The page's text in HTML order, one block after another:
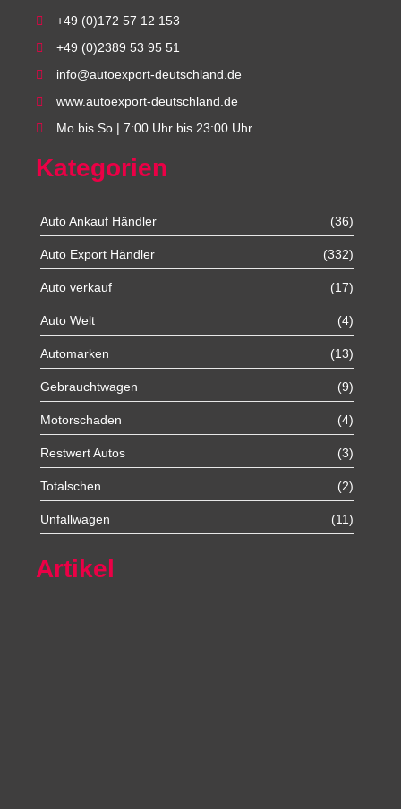
+49 (0)172 57 12 153
+49 (0)2389 53 95 51
info@autoexport-deutschland.de
www.autoexport-deutschland.de
Mo bis So | 7:00 Uhr bis 23:00 Uhr
Kategorien
Auto Ankauf Händler (36)
Auto Export Händler (332)
Auto verkauf (17)
Auto Welt (4)
Automarken (13)
Gebrauchtwagen (9)
Motorschaden (4)
Restwert Autos (3)
Totalschen (2)
Unfallwagen (11)
Artikel